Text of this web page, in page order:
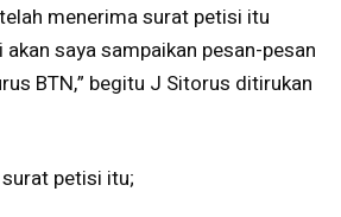
menerima surat petisi itu
akan saya sampaikan pesan-pesan
BTN,” begitu J Sitorus ditirukan
petisi itu;